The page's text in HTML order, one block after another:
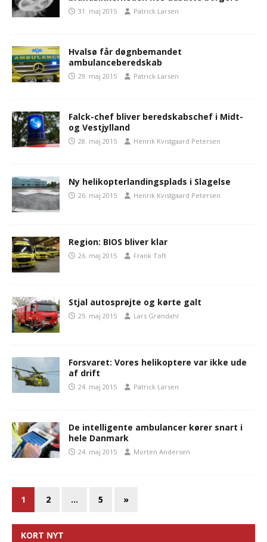
31. maj 2015 Patrick Larsen
Hvalsø får døgnbemandet
ambulanceberedskab
29. maj 2015 Patrick Larsen
Falck-chef bliver beredskabschef i Midt-
og Vestjylland
28. maj 2015 Henrik Kvistgaard Petersen
Ny helikopterlandingsplads i Slagelse
26. maj 2015 Henrik Kvistgaard Petersen
Region: BIOS bliver klar
26. maj 2015 Frank Toft
Stjal autosprøjte og kørte galt
25. maj 2015 Lars Grøndahl
Forsvaret: Vores helikoptere var ikke ude
af drift
24. maj 2015 Patrick Larsen
De intelligente ambulancer kører snart i
hele Danmark
24. maj 2015 Morten Andersen
1 2 … 5 »
KORT NYT